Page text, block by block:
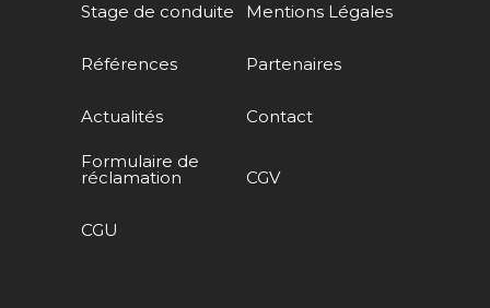
Stage de conduite Mentions Légales
Références Partenaires
Actualités Contact
Formulaire de
réclamation CGV
CGU